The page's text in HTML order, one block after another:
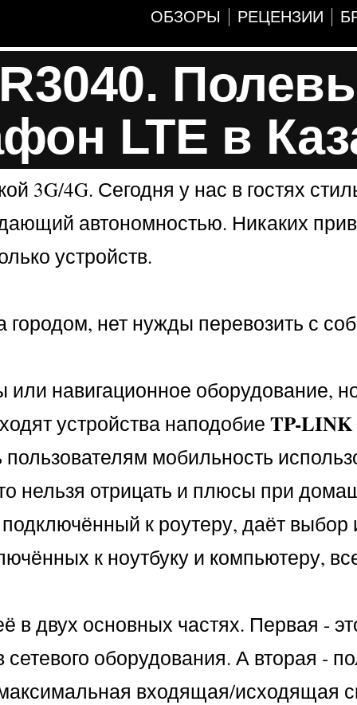
ОБЗОРЫ РЕЦЕНЗИИ
LTE в
3G/4G. Сегодня у нас в гостях
автономностью. Никаких
устройств.
городом, нет нужды перевозить с
навигационное оборудование,
устройства наподобие TP-
мобильность
нельзя отрицать и плюсы при
к роутеру, даёт выбор
к ноутбуку и компьютеру,
в двух основных частях. Первая -
оборудования. А вторая -
входящая/исходящая